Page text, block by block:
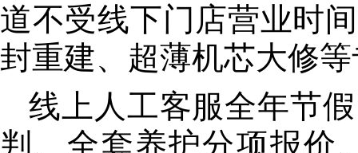
道不受线下门店营业时
封重建、超薄机芯大修
线上人工客服全年节
判、全套养护分项报价